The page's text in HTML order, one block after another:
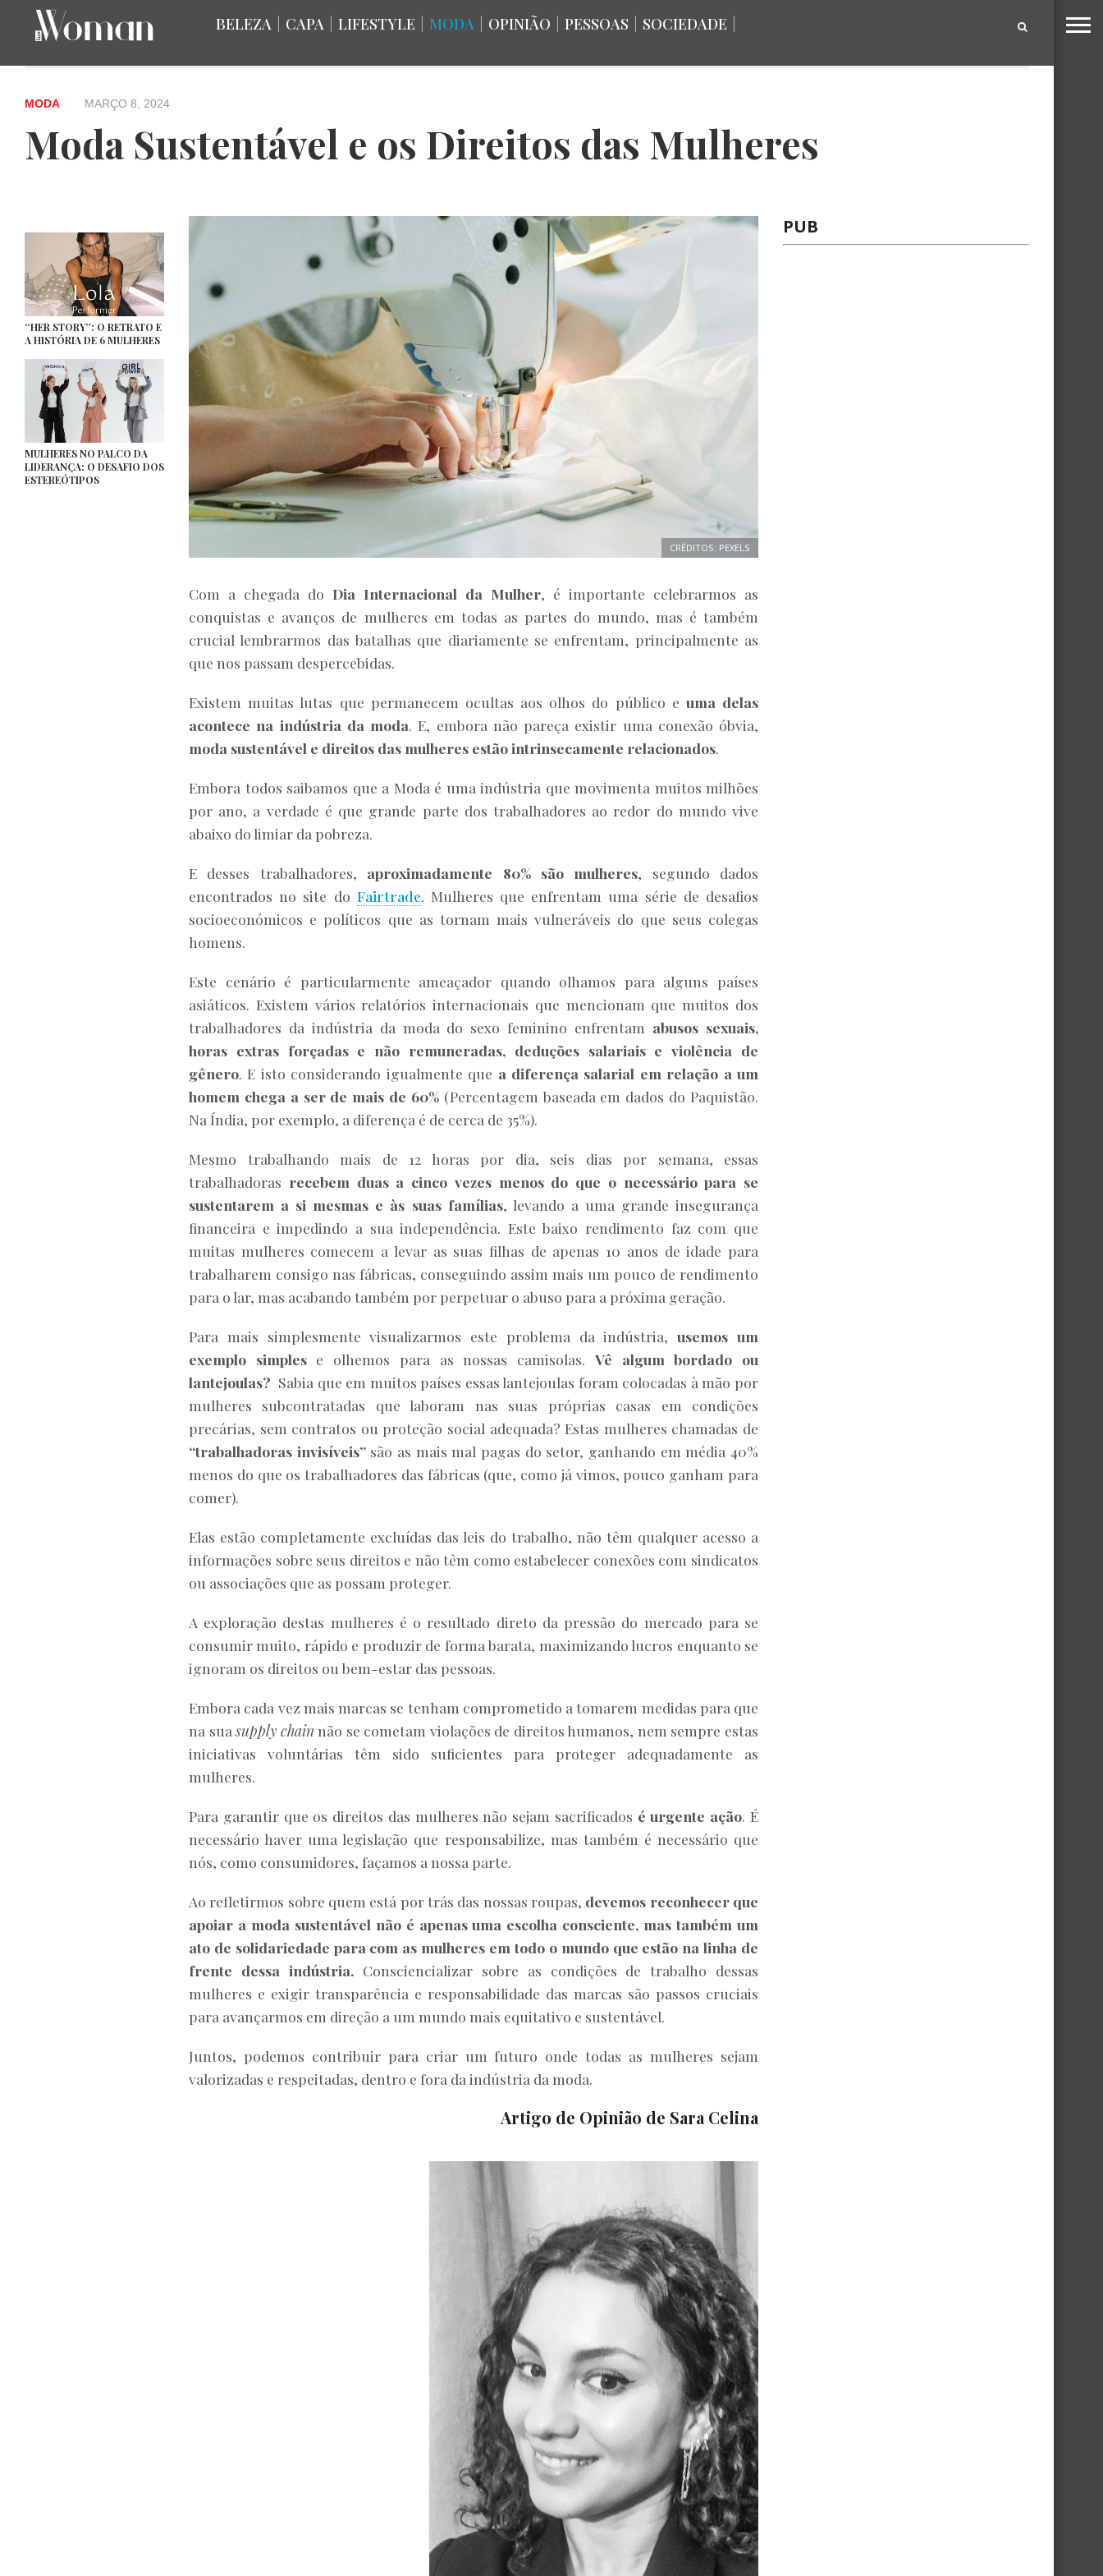
BELEZA CAPA LIFESTYLE MODA OPINIÃO PESSOAS SOCIEDADE
MODA MARÇO 8, 2024
Moda Sustentável e os Direitos das Mulheres
“HER STORY”: O RETRATO E
A HISTÓRIA DE 6 MULHERES
MULHERES NO PALCO DA
LIDERANÇA: O DESAFIO DOS
ESTEREÓTIPOS
CRÉDITOS: PEXELS
Com a chegada do Dia Internacional da Mulher, é importante celebrarmos as
conquistas e avanços de mulheres em todas as partes do mundo, mas é também
crucial lembrarmos das batalhas que diariamente se enfrentam, principalmente as
que nos passam despercebidas.
Existem muitas lutas que permanecem ocultas aos olhos do público e uma delas
acontece na indústria da moda. E, embora não pareça existir uma conexão óbvia,
moda sustentável e direitos das mulheres estão intrinsecamente relacionados.
Embora todos saibamos que a Moda é uma indústria que movimenta muitos milhões
por ano, a verdade é que grande parte dos trabalhadores ao redor do mundo vive
abaixo do limiar da pobreza.
E desses trabalhadores, aproximadamente 80% são mulheres, segundo dados
encontrados no site do Fairtrade. Mulheres que enfrentam uma série de desafios
socioeconómicos e políticos que as tornam mais vulneráveis do que seus colegas
homens.
Este cenário é particularmente ameaçador quando olhamos para alguns países
asiáticos. Existem vários relatórios internacionais que mencionam que muitos dos
trabalhadores da indústria da moda do sexo feminino enfrentam abusos sexuais,
horas extras forçadas e não remuneradas, deduções salariais e violência de
gênero. E isto considerando igualmente que a diferença salarial em relação a um
homem chega a ser de mais de 60%(Percentagem baseada em dados do Paquistão.
Na Índia, por exemplo, a diferença é de cerca de 35%).
Mesmo trabalhando mais de 12 horas por dia, seis dias por semana, essas
trabalhadoras recebem duas a cinco vezes menos do que o necessário para se
sustentarem a si mesmas e às suas famílias, levando a uma grande insegurança
financeira e impedindo a sua independência. Este baixo rendimento faz com que
muitas mulheres comecem a levar as suas filhas de apenas 10 anos de idade para
trabalharem consigo nas fábricas, conseguindo assim mais um pouco de rendimento
para o lar, mas acabando também por perpetuar o abuso para a próxima geração.
Para mais simplesmente visualizarmos este problema da indústria,usemos um
exemplo simplese olhemos para as nossas camisolas. Vê algum bordado ou
lantejoulas? Sabia que em muitos países essas lantejoulas foram colocadas à mão por
mulheres subcontratadas que laboram nas suas próprias casas em condições
precárias, sem contratos ou proteção social adequada? Estas mulheres chamadas de
“trabalhadoras invisíveis”são as mais mal pagas do setor, ganhando em média 40%
menos do que os trabalhadores das fábricas (que, como já vimos, pouco ganham para
comer).
Elas estão completamente excluídas das leis do trabalho, não têm qualquer acesso a
informações sobre seus direitos e não têm como estabelecer conexões com sindicatos
ou associações que as possam proteger.
A exploração destas mulheres é o resultado direto da pressão do mercado para se
consumir muito, rápido e produzir de forma barata, maximizando lucros enquanto se
ignoram os direitos ou bem-estar das pessoas.
Embora cada vez mais marcas se tenham comprometido a tomarem medidas para que
na suasupply chain não se cometam violações de direitos humanos, nem sempre estas
iniciativas voluntárias têm sido suficientes para proteger adequadamente as
mulheres.
Para garantir que os direitos das mulheres não sejam sacrificados é urgente ação. É
necessário haver uma legislação que responsabilize, mas também é necessário que
nós, como consumidores, façamos a nossa parte.
Ao refletirmos sobre quem está por trás das nossas roupas, devemos reconhecer que
apoiar a moda sustentável não é apenas uma escolha consciente, mas também um
ato de solidariedade para com as mulheres em todo o mundo que estão na linha de
frente dessa indústria. Consciencializar sobre as condições de trabalho dessas
mulheres e exigir transparência e responsabilidade das marcas são passos cruciais
para avançarmos em direção a um mundo mais equitativo e sustentável.
Juntos, podemos contribuir para criar um futuro onde todas as mulheres sejam
valorizadas e respeitadas, dentro e fora da indústria da moda.
Artigo de Opinião de Sara Celina
PUB